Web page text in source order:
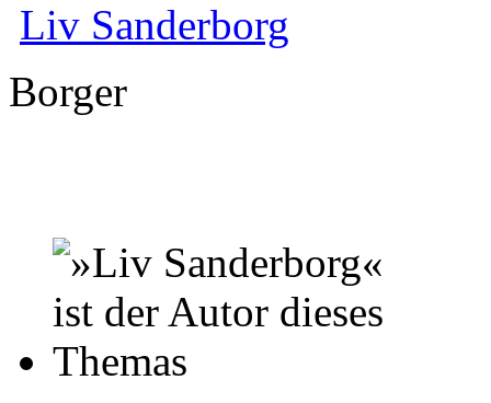
Liv Sanderborg
Borger